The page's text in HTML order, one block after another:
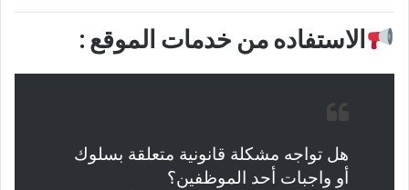
الاستفاده من خدمات الموقع :
هل تواجه مشكلة قانونية متعلقة بسلوك
أو واجبات أحد الموظفين؟